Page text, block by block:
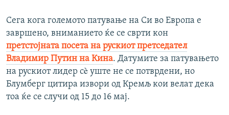
Сега кога големото патување на Си во Европа е
завршено, вниманието ќе се сврти кон
претстојната посета на рускиот претседател
Владимир Путин на Кина. Датумите за патувањето
на рускиот лидер сè уште не се потврдени, но
Блумберг цитира извори од Кремљ кои велат дека
тоа ќе се случи од 15 до 16 мај.